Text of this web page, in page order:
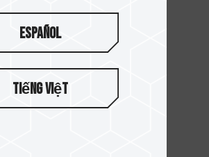
Español
Tiếng Việt